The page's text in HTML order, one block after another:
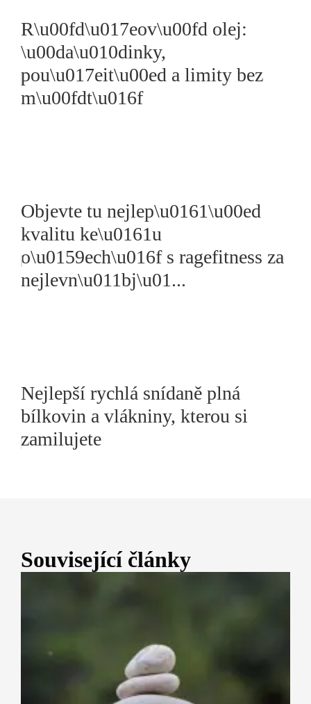
R\u00fd\u017eov\u00fd olej:
\u00da\u010dinky,
pou\u017eit\u00ed a limity bez
m\u00fdt\u016f
Objevte tu nejlep\u0161\u00ed
kvalitu ke\u0161u
o\u0159ech\u016f s ragefitness za
nejlevn\u011bj\u01...
Nejlepší rychlá snídaně plná
bílkovin a vlákniny, kterou si
zamilujete
Související články